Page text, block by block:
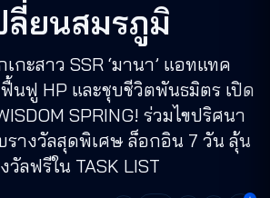
ลี่ยนสมรภูมิ
กะสาว SSR ‘มานา’ แอทแทค
นฟู HP และชุบชีวิตพันธมิตร เปิด
SPRING! ร่วมไขปริศนา
บรางวัลสุดพิเศษ ล็อกอิน 7 วัน ลุ้น
ลฟรีใน TASK LIST